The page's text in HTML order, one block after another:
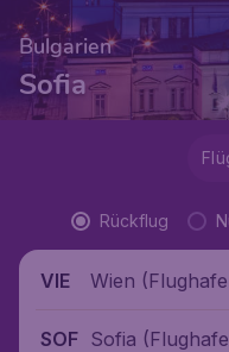
Bulgarien
Sofia
Rückflug
VIE
Wien
SOF Sofia